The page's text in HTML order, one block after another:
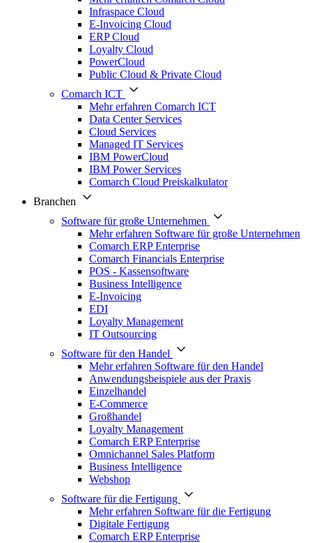
Infraspace Cloud
E-Invoicing Cloud
ERP Cloud
Loyalty Cloud
PowerCloud
Public Cloud & Private Cloud
Comarch ICT
Mehr erfahren Comarch ICT
Data Center Services
Cloud Services
Managed IT Services
IBM PowerCloud
IBM Power Services
Comarch Cloud Preiskalkulator
Branchen
Software für große Unternehmen
Mehr erfahren Software für große Unternehmen
Comarch ERP Enterprise
Comarch Financials Enterprise
POS - Kassensoftware
Business Intelligence
E-Invoicing
EDI
Loyalty Management
IT Outsourcing
Software für den Handel
Mehr erfahren Software für den Handel
Anwendungsbeispiele aus der Praxis
Einzelhandel
E-Commerce
Großhandel
Loyalty Management
Comarch ERP Enterprise
Omnichannel Sales Platform
Business Intelligence
Webshop
Software für die Fertigung
Mehr erfahren Software für die Fertigung
Digitale Fertigung
Comarch ERP Enterprise